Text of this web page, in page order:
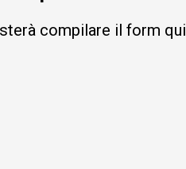
compilare il form